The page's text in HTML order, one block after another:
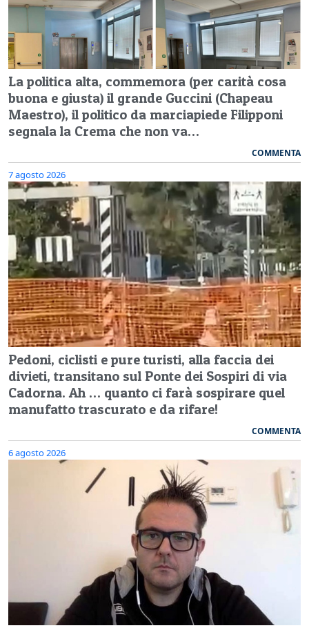
La politica alta, commemora (per carità cosa
buona e giusta) il grande Guccini (Chapeau
Maestro), il politico da marciapiede Filipponi
segnala la Crema che non va…
COMMENTA
7 agosto 2026
Pedoni, ciclisti e pure turisti, alla faccia dei
divieti, transitano sul Ponte dei Sospiri di via
Cadorna. Ah … quanto ci farà sospirare quel
manufatto trascurato e da rifare!
COMMENTA
6 agosto 2026